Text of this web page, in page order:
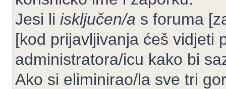
Jesi li isključen/a s foruma
[kod prijavljivanja ćeš vidjeti
administratora/icu kako bi
Ako si eliminirao/la sve tri